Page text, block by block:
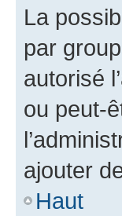
La
par
autorisé
ou peut-
ajouter
Haut